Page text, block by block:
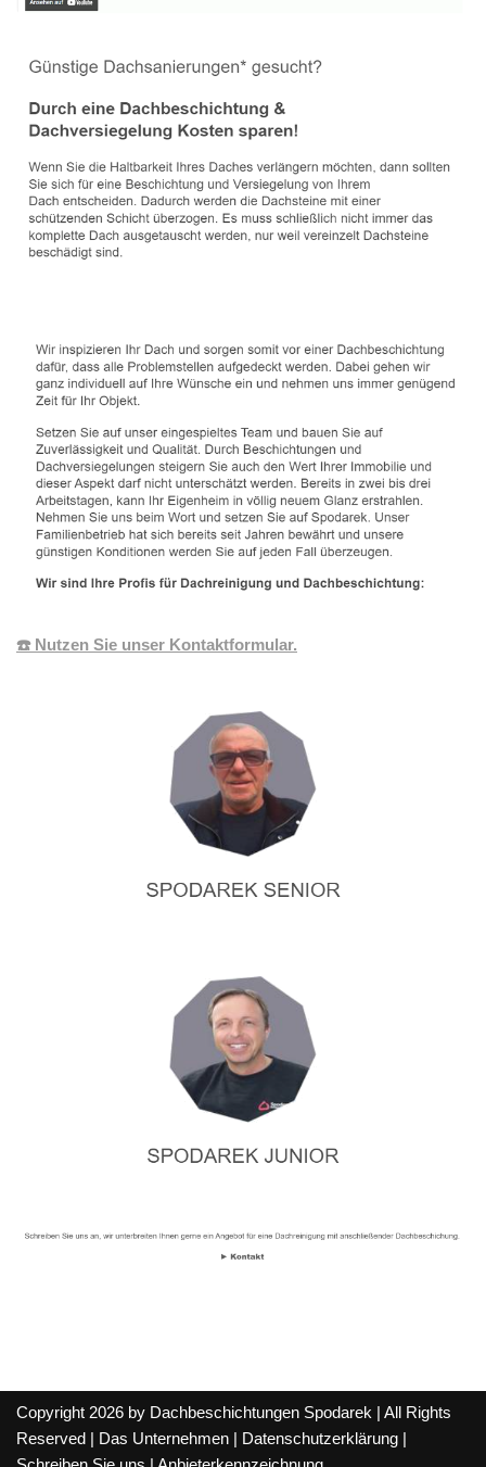
☎️ Nutzen Sie unser Kontaktformular.
Copyright 2026 by Dachbeschichtungen Spodarek | All Rights
Reserved |
Das Unternehmen Datenschutzerklärung